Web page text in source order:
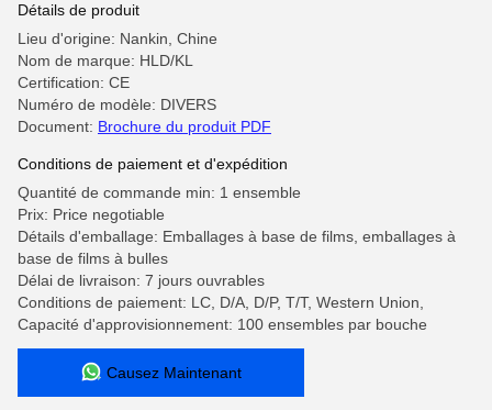
vitesses
Détails de produit
Lieu d'origine: Nankin, Chine
Nom de marque: HLD/KL
Certification: CE
Numéro de modèle: DIVERS
Document: Brochure du produit PDF
Conditions de paiement et d'expédition
Quantité de commande min: 1 ensemble
Prix: Price negotiable
Détails d'emballage: Emballages à base de films, emballages à
base de films à bulles
Délai de livraison: 7 jours ouvrables
Conditions de paiement: LC, D/A, D/P, T/T, Western Union,
Capacité d'approvisionnement: 100 ensembles par bouche
Causez Maintenant